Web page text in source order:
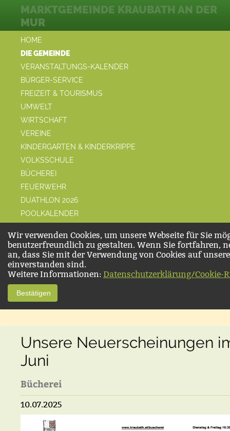
HOME
DIE GEMEINDE
VERANSTALTUNGS-KALENDER
BÜRGER-SERVICE
FREIZEIT & TOURISMUS
UMWELT
WIRTSCHAFT
VEREINE
KINDERGARTEN & KINDERKRIPPE
VOLKSSCHULE
BÜCHEREI
FEUERWEHR
DUATHLON 2026
POOLKALENDER
MARKTGEMEINDE KRAUBATH AN DER
MUR
Wir verwenden Cookies, um unsere Webseite für Sie
benutzerfreundlich zu gestalten. Wenn Sie fortfahren,
an, dass Sie mit der Verwendung von Cookies auf
einverstanden sind.
Weitere Informationen: Datenschutzerklärung/Cookie-
Bestätigen
Unsere Neuerscheinungen
Juni
Bücherei
10.07.2025